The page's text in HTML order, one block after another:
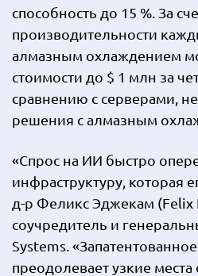
способность до 15 %. За
производительности
алмазным охлаждением
стоимости до $ 1 млн за
сравнению с серверами,
решения с алмазным
«Спрос на ИИ быстро
инфраструктуру, которая
д-р Феликс Эджекам (Felix
соучредитель и
Systems.
преодолевает узкие места